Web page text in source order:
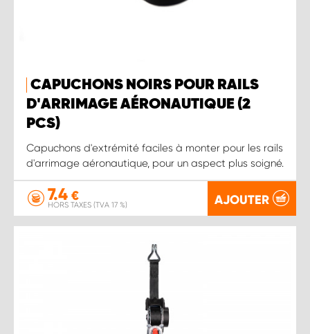
CAPUCHONS NOIRS POUR RAILS
D'ARRIMAGE AÉRONAUTIQUE (2
PCS)
Capuchons d'extrémité faciles à monter pour les rails
d'arrimage aéronautique, pour un aspect plus soigné.
7.4 €
HORS TAXES (TVA 17 %) AJOUTER